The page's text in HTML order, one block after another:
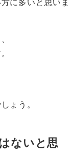
に多いと思いま
ょう。
ないと思